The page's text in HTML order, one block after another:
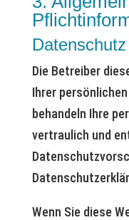
Datenschutz
Die Betreiber
Ihrer
behandeln Ihre
vertraulich und
Wenn Sie diese